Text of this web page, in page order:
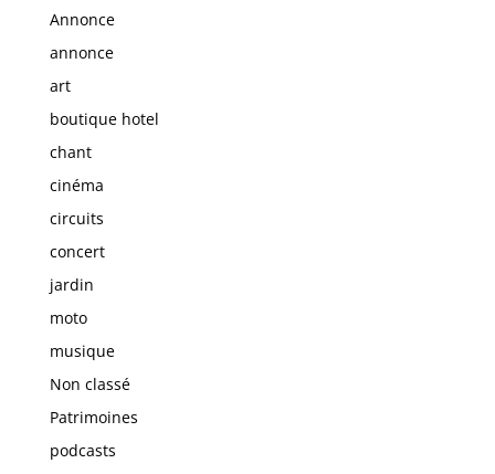
Annonce
annonce
art
boutique hotel
chant
cinéma
circuits
concert
jardin
moto
musique
Non classé
Patrimoines
podcasts